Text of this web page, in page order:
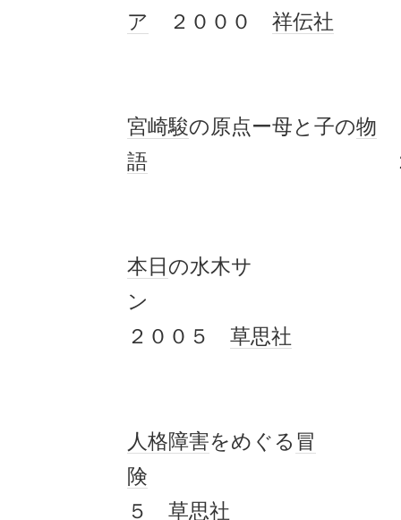
ア
２０００ 祥伝社
宮崎駿の原点ー母と子の物
語 ２００
本日 の水木サ
２００５ 草思社
人格障害をめぐる 冒
険
５ 草思社